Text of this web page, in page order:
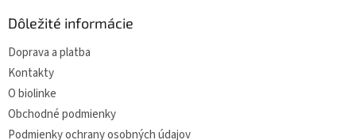
Dôležité informácie
Doprava a platba
Kontakty
O biolinke
Obchodné podmienky
Podmienky ochrany osobných údajov